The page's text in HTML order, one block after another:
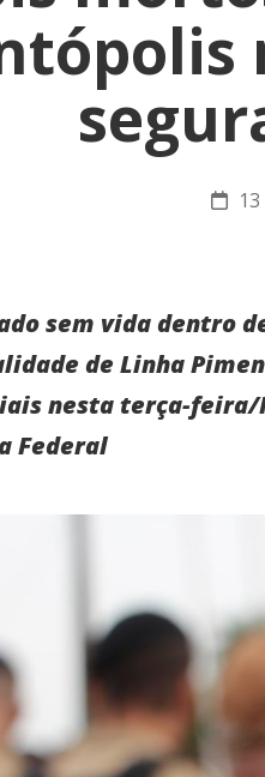
sem vida dentro
de Linha
nesta terça-feira/
Federal